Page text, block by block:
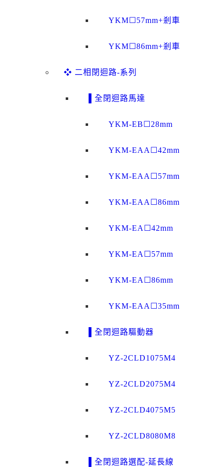
YKM☐57mm+剎車
YKM☐86mm+剎車
❖ 二相閉迴路-系列
▌全閉迴路馬達
YKM-EB☐28mm
YKM-EAA☐42mm
YKM-EAA☐57mm
YKM-EAA☐86mm
YKM-EA☐42mm
YKM-EA☐57mm
YKM-EA☐86mm
YKM-EAA☐35mm
▌全閉迴路驅動器
YZ-2CLD1075M4
YZ-2CLD2075M4
YZ-2CLD4075M5
YZ-2CLD8080M8
▌全閉迴路選配-延長線